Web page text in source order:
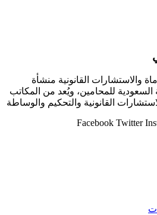
والاستشارات القانونية منشأة
للمحامين، ويُعد من المكاتب
القانونية والتحكيم والوساطة
Facebook Twitter